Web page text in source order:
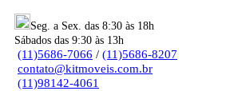
Seg. a Sex. das 8:30 às 18h
Sábados das 9:30 às 13h
(11)5686-7066 / (11)5686-8207
contato@kitmoveis.com.br
(11)98142-4061